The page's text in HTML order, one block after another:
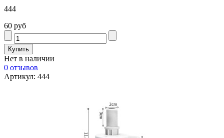
444
60 руб
Нет в наличии
0 отзывов
Артикул: 444